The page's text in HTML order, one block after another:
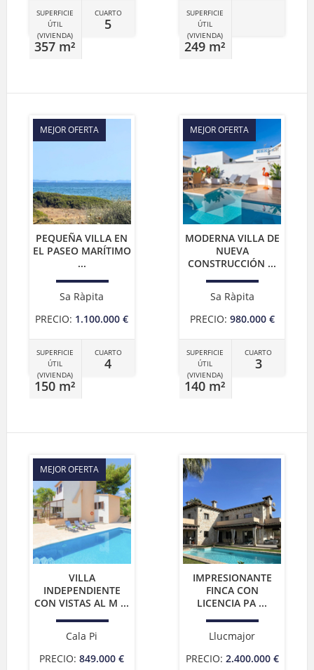
SUPERFICIE
ÚTIL
(VIVIENDA)
357 m²
CUARTO
5
SUPERFICIE
ÚTIL
(VIVIENDA)
249 m²
MEJOR OFERTA
PEQUEÑA VILLA EN
EL PASEO MARÍTIMO
...
Sa Ràpita
PRECIO: 1.100.000 €
SUPERFICIE
ÚTIL
(VIVIENDA)
150 m²
CUARTO
4
MEJOR OFERTA
MODERNA VILLA DE
NUEVA
CONSTRUCCIÓN ...
Sa Ràpita
PRECIO: 980.000 €
SUPERFICIE
ÚTIL
(VIVIENDA)
140 m²
CUARTO
3
MEJOR OFERTA
VILLA
INDEPENDIENTE
CON VISTAS AL M ...
Cala Pi
PRECIO: 849.000 €
IMPRESIONANTE
FINCA CON
LICENCIA PA ...
Llucmajor
PRECIO: 2.400.000 €